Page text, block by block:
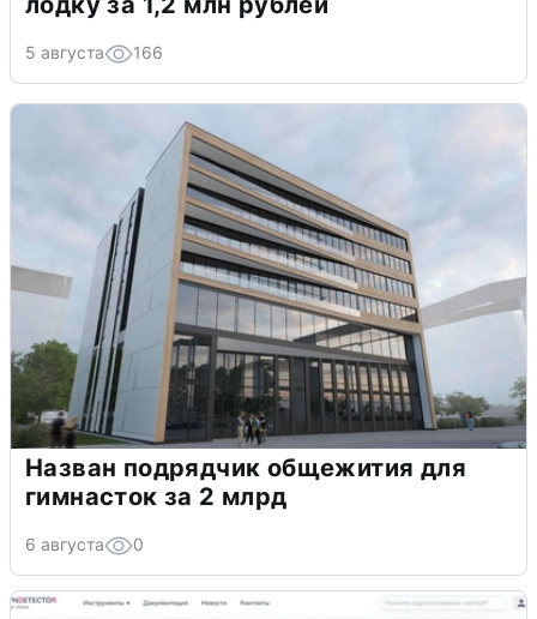
5 августа 166
Назван подрядчик общежития для
гимнасток за 2 млрд
6 августа 0